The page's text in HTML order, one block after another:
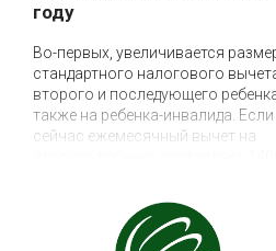
году
Во-первых, увеличивается
стандартного налогового
второго и последующего
также на ребенка-инвалида. Если
сейчас ежемесячный вычет на
руб., а вычет на третьего и
последующего ребенка с
сегодняшних 3000 руб. увеличится